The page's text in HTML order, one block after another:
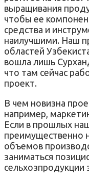
выращивания
чтобы ее
средства и
наилучшими. Наш
областей
вошла лишь
что там сейчас
проект.
В чем новизна
например,
Если в прошлых
преимущественно
объемов
заниматься
сельхозпродукции